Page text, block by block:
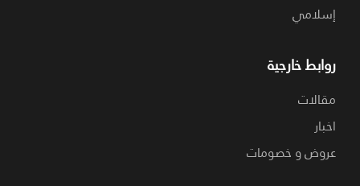
إسلامي
روابط خارجية
مقالات
اخبار
عروض و خصومات